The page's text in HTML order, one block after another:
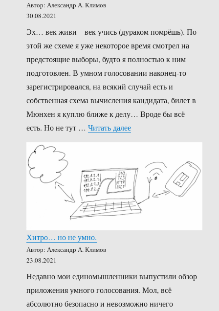
Автор: Александр А. Климов
30.08.2021
Эх… век живи – век учись (дураком помрёшь). По
этой же схеме я уже некоторое время смотрел на
предстоящие выборы, будто я полностью к ним
подготовлен. В умном голосовании наконец-то
зарегистрировался, на всякий случай есть и
собственная схема вычисления кандидата, билет в
Мюнхен я куплю ближе к делу… Вроде бы всё
есть. Но не тут …Читать далее«Троянский конь
Хитро… но не умно.
Автор: Александр А. Климов
23.08.2021
Недавно мои единомышленники выпустили обзор
приложения умного голосования. Мол, всё
абсолютно безопасно и невозможно ничего